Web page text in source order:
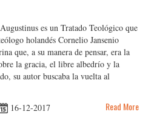
es un Tratado Teológico que
holandés Cornelio Jansenio
que, a su manera de pensar, era la
la gracia, el libre albedrío y la
su autor buscaba la vuelta al
16-12-2017 Read More